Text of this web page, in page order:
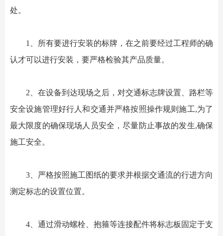
处。
1、所有要进行安装的标牌，在之前要经过工程师的确
认才可以进行安装，要严格检验其产品质量。
2、在设备到达现场之后，对交通标志牌设置、路栏等
安全设施管理好行人和交通并严格按照操作规则施工,为了
最大限度的确保现场人员安全，尽量防止事故的发生,确保
施工安全。
3、严格按照施工图纸的要求并根据交通流的行进方向
测定标志的设置位置。
4、通过滑动螺栓、抱箍等连接配件将标志板固定于支